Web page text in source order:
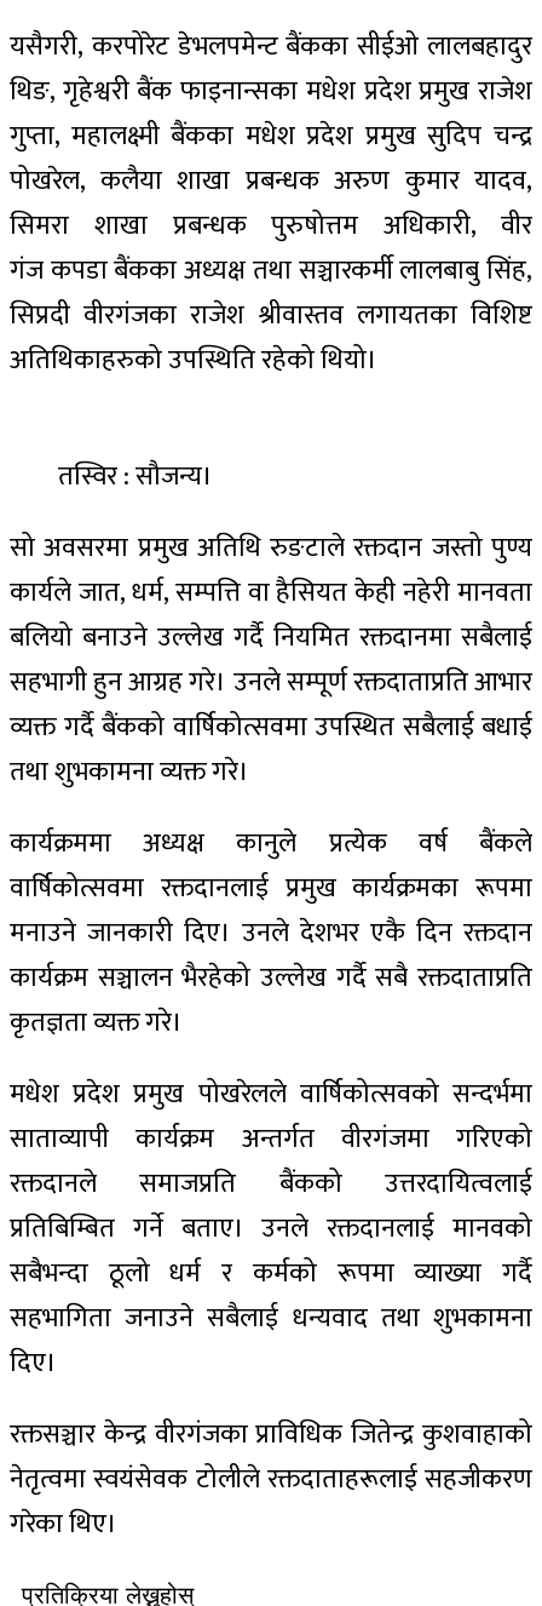
यसैगरी, करपोरेट डेभलपमेन्ट बैंकका​सीईओलालबहादुर
थिङ, गृहेश्वरी बैंक फाइनान्सका मधेश प्रदेश प्रमुख राजेश
गुप्ता, महालक्ष्मी बैंकका मधेश प्रदेश प्रमुख सुदिप चन्द्र
पोखरेल, कलैया शाखा प्रबन्धक अरुण कुमार यादव,
सिमरा शाखा प्रबन्धक पुरुषोत्तम अधिकारी, वीर
गंजकपडा बैंक​काअध्यक्ष तथा सञ्चारकर्मी लालबाबु सिंह,
सिप्रदी वीर​गंजका राजेश श्रीवास्तव लगायतका विशिष्ट
अतिथिकाहरुकोउपस्थिति रहेको थियो।
​तस्विर : सौजन्य।
सो अवसरमा प्रमुख अतिथि रुङटाले रक्तदान जस्तो पुण्य
कार्यले जात, धर्म, सम्पत्ति वा हैसियत केही नहेरी मानवता
बलियो बनाउने उल्लेख गर्दै नियमित रक्तदानमा सबैलाई
सहभागी हुन आग्रह गरे। उनले सम्पूर्ण रक्तदाताप्रति आभार
व्यक्त गर्दै बैंकको वार्षिकोत्सवमा उपस्थित सबैलाई बधाई
तथा शुभकामना व्यक्त गरे।
कार्यक्रममा अध्यक्ष कानुले प्रत्येक वर्ष बैंकले
वार्षिकोत्सवमा रक्तदानलाई प्रमुख कार्यक्रमका रूपमा
मनाउने जानकारी दिए। उनले देशभर एकै दिन रक्तदान
कार्यक्रम सञ्चालन भैरहेको उल्लेख गर्दै सबै रक्तदाताप्रति
कृतज्ञता व्यक्त गरे।
मधेश प्रदेश प्रमुख पोखरेलले वार्षिकोत्सवको सन्दर्भमा
साताव्यापी कार्यक्रम अन्तर्गत वीर​गंजमा गरिएको
रक्तदानले समाजप्रति बैंकको उत्तरदायित्वलाई
प्रतिबिम्बित गर्ने बताए। उनले रक्तदानलाई मानवको
सबैभन्दा ठूलो धर्म र कर्मको रूपमा व्याख्या गर्दै
सहभागिता जनाउने सबैलाई धन्यवाद तथा शुभकामना
दिए।
रक्तसञ्चार केन्द्र वीर​गंजका प्राविधिक जितेन्द्र कुशवाहाको
नेतृत्वमा स्वयंसेवक टोलीले रक्तदाताहरूलाई सहजीकरण
गरेका थिए।
प्रतिक्रिया लेख्नुहोस्